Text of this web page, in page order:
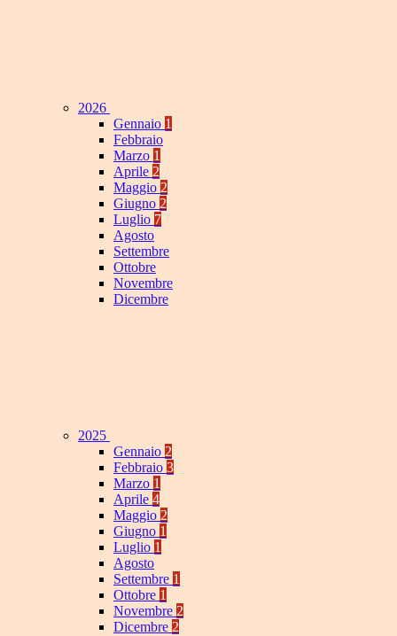
2026
Gennaio 1
Febbraio
Marzo 1
Aprile 2
Maggio 2
Giugno 2
Luglio 7
Agosto
Settembre
Ottobre
Novembre
Dicembre
2025
Gennaio 2
Febbraio 3
Marzo 1
Aprile 4
Maggio 2
Giugno 1
Luglio 1
Agosto
Settembre 1
Ottobre 1
Novembre 2
Dicembre 2